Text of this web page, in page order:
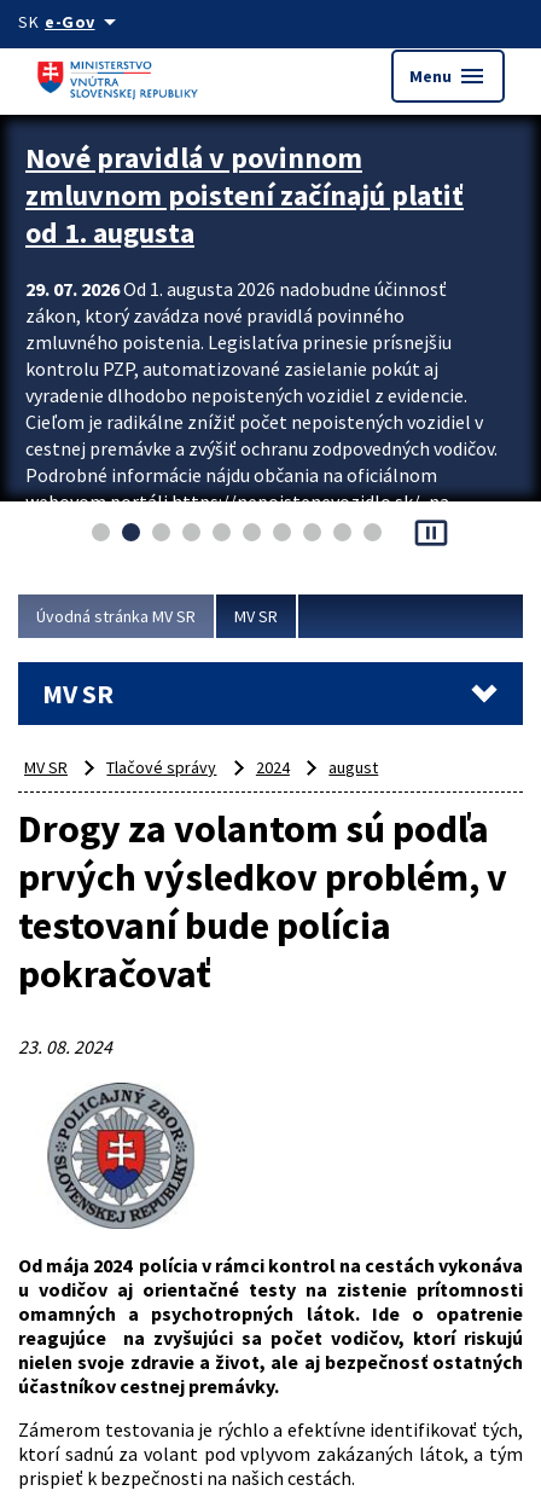
Preskocit na hlavný obsah
SK e-Govarrow_drop_down
Menu menu
Zastavit automatický posun upútavok
Nové pravidlá v povinnom
zmluvnom poistení začínajú platiť
od 1. augusta
29. 07. 2026Od 1. augusta 2026 nadobudne účinnosť
zákon, ktorý zavádza nové pravidlá povinného
zmluvného poistenia. Legislatíva prinesie prísnejšiu
kontrolu PZP, automatizované zasielanie pokút aj
vyradenie dlhodobo nepoistených vozidiel z evidencie.
Cieľom je radikálne znížiť počet nepoistených vozidiel v
cestnej premávke a zvýšiť ochranu zodpovedných vodičov.
Podrobné informácie nájdu občania na oficiálnom
webovom portáli https://nepoistenevozidlo.sk/, na
ktorom od augusta pribudne aj možnosť overiť si...
pause_presentation
Úvodná stránka MV SR MV SR
MV SR
MV SR Tlačové správy 2024 august
Drogy za volantom sú podľa
prvých výsledkov problém, v
testovaní bude polícia
pokračovať
23. 08. 2024
Od mája 2024 polícia v rámci kontrol na cestách vykonáva
u vodičov aj orientačné testy na zistenie prítomnosti
omamných a psychotropných látok. Ide o opatrenie
reagujúce na zvyšujúci sa počet vodičov, ktorí riskujú
nielen svoje zdravie a život, ale aj bezpečnosť ostatných
účastníkov cestnej premávky.
Zámerom testovania je rýchlo a efektívne identifikovať tých,
ktorí sadnú za volant pod vplyvom zakázaných látok, a tým
prispieť k bezpečnosti na našich cestách.